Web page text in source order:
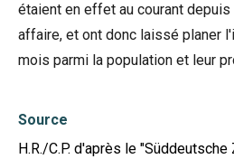
étaient en effet au courant
affaire, et ont donc laissé planer
mois parmi la population et leur
Source
H.R./C.P. d'après le